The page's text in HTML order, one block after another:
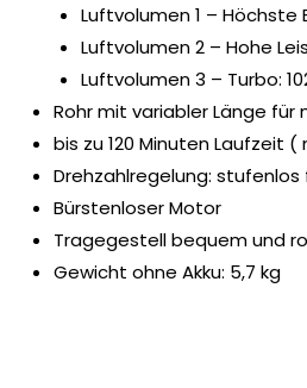
Luftvolumen 1 – Höchste
Luftvolumen 2 – Hohe
Luftvolumen 3 – Turbo:
Rohr mit variabler Länge
bis zu 120 Minuten Laufzeit
Drehzahlregelung:
Bürstenloser Motor
Tragegestell bequem und
Gewicht ohne Akku: 5,7 kg